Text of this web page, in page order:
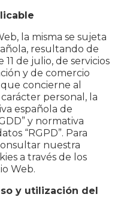
la misma se sujeta
resultando de
de julio, de servicios
y de comercio
concierne al
personal, la
española de
y normativa
“RGPD”. Para
nuestra
a través de los
Web.
y utilización del